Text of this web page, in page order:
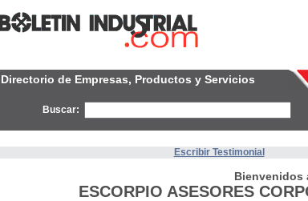
Directorio de Empresas, Productos y Servicios
Buscar:
Escribir Testimonial
Bienvenidos
ESCORPIO ASESORES